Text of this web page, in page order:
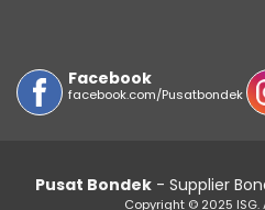
Facebook
facebook.com/Pusatbondek
Pusat Bondek- Supplier
Copyright © 2025